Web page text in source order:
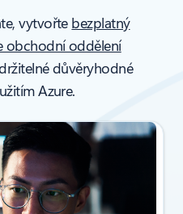
vytvořte bezplatný
obchodní oddělení
důvěryhodné
Azure.